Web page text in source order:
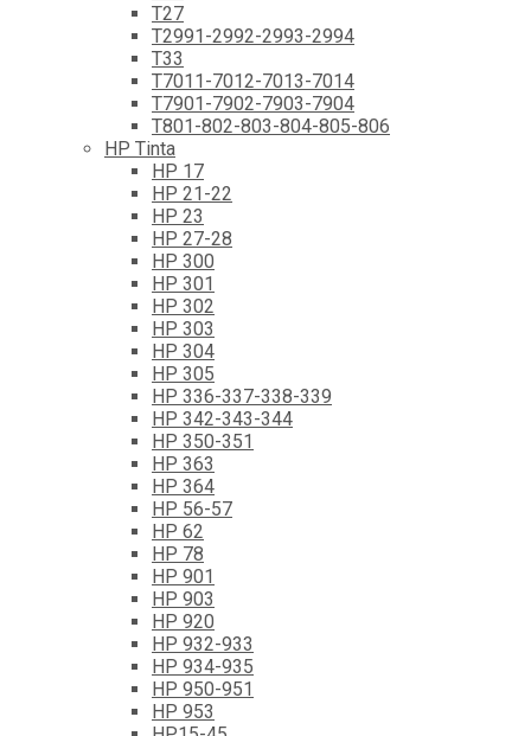
T27
T2991-2992-2993-2994
T33
T7011-7012-7013-7014
T7901-7902-7903-7904
T801-802-803-804-805-806
HP Tinta
HP 17
HP 21-22
HP 23
HP 27-28
HP 300
HP 301
HP 302
HP 303
HP 304
HP 305
HP 336-337-338-339
HP 342-343-344
HP 350-351
HP 363
HP 364
HP 56-57
HP 62
HP 78
HP 901
HP 903
HP 920
HP 932-933
HP 934-935
HP 950-951
HP 953